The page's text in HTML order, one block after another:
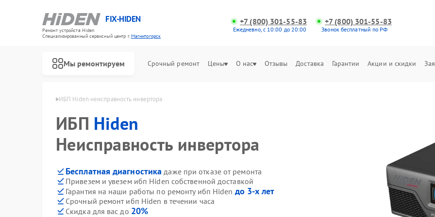
FIX-HIDEN
Ремонт устройств Hiden
Специализированный cервисный центр г.Магнитогорск
+7 (800) 301-55-83
Ежедневно, с 10:00 до 20:00
+7 (800) 301-55-83
Звонок бесплатный по РФ
Мы ремонтируем Срочный ремонт Цены О нас Отзывы Доставка Гарантии Акции и скидки
ИБП Hiden неисправность инвертора
ИБП Hiden
Неисправность инвертора
Бесплатная диагностика даже при отказе от ремонта
Привезем и увезем ибп Hiden собственной доставкой
Гарантия на наши работы по ремонту ибп Hiden до 3-х лет
Срочный ремонт ибп Hiden в течении часа
Скидка для вас до 20%